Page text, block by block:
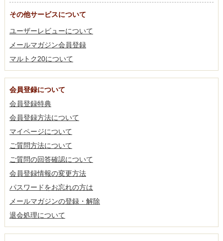
その他サービスについて
ユーザーレビューについて
メールマガジン会員登録
マルトク20について
会員登録について
会員登録特典
会員登録方法について
マイページについて
ご質問方法について
ご質問の回答確認について
会員登録情報の変更方法
パスワードをお忘れの方は
メールマガジンの登録・解除
退会処理について